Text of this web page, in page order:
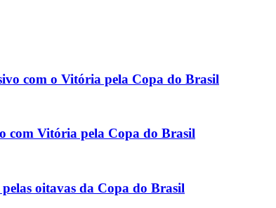
com o Vitória pela Copa do Brasil
com Vitória pela Copa do Brasil
oitavas da Copa do Brasil